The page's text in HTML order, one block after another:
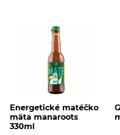
Energetické matéčko
mäta manaroots
330ml